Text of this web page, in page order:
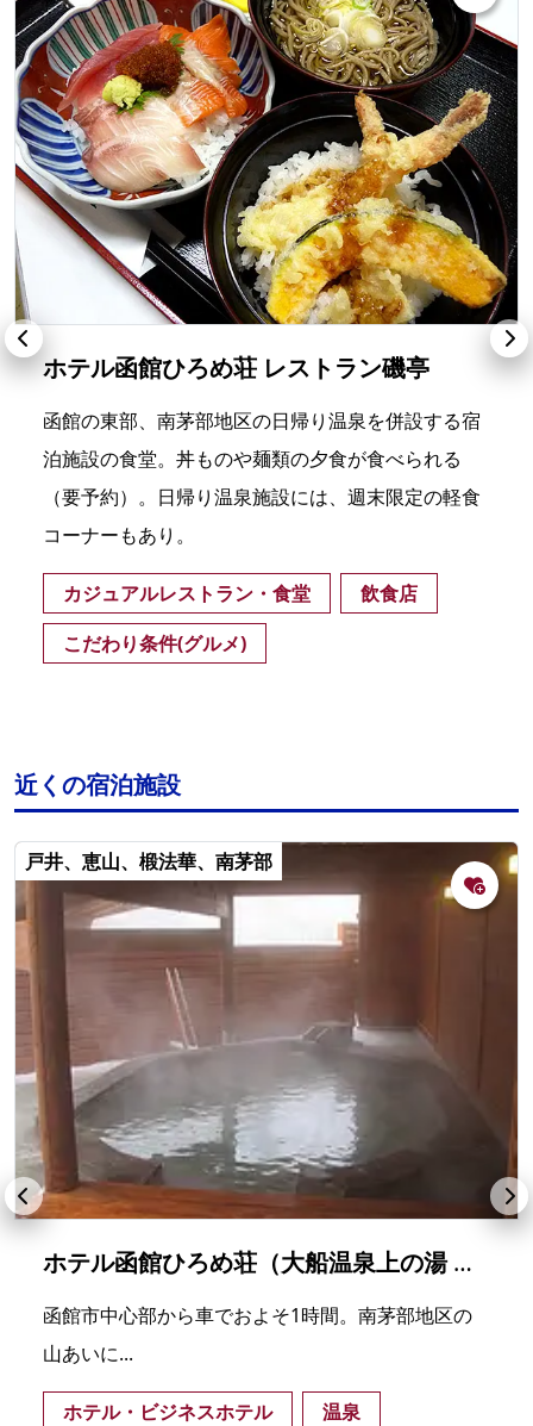
ホテル函館ひろめ荘 レストラン磯亭
函館の東部、南茅部地区の日帰り温泉を併設する宿
泊施設の食堂。丼ものや麺類の夕食が食べられる
（要予約）。日帰り温泉施設には、週末限定の軽食
コーナーもあり。
カジュアルレストラン・食堂
飲食店
こだわり条件(グルメ)
近くの宿泊施設
戸井、恵山、椴法華、南茅部
ホテル函館ひろめ荘（大船温泉上の湯 南かやべ保養センター）
函館市中心部から車でおよそ1時間。南茅部地区の
山あいに...
ホテル・ビジネスホテル
温泉